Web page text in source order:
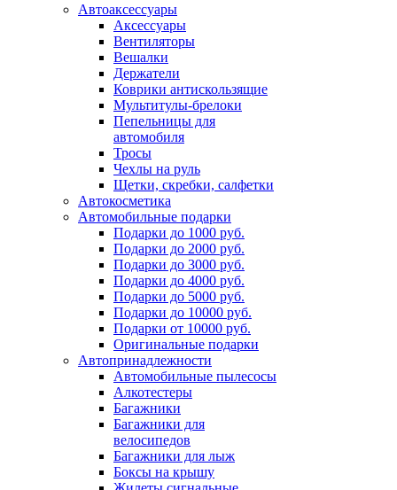
Автоаксессуары
Аксессуары
Вентиляторы
Вешалки
Держатели
Коврики антискользящие
Мультитулы-брелоки
Пепельницы для
автомобиля
Тросы
Чехлы на руль
Щетки, скребки, салфетки
Автокосметика
Автомобильные подарки
Подарки до 1000 руб.
Подарки до 2000 руб.
Подарки до 3000 руб.
Подарки до 4000 руб.
Подарки до 5000 руб.
Подарки до 10000 руб.
Подарки от 10000 руб.
Оригинальные подарки
Автопринадлежности
Автомобильные пылесосы
Алкотестеры
Багажники
Багажники для
велосипедов
Багажники для лыж
Боксы на крышу